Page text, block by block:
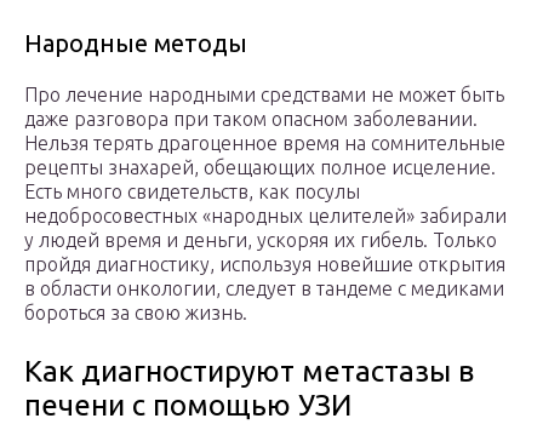
Народные методы
Про лечение народными средствами не может быть
даже разговора при таком опасном заболевании.
Нельзя терять драгоценное время на сомнительные
рецепты знахарей, обещающих полное исцеление.
Есть много свидетельств, как посулы
недобросовестных «народных целителей» забирали
у людей время и деньги, ускоряя их гибель. Только
пройдя диагностику, используя новейшие открытия
в области онкологии, следует в тандеме с медиками
бороться за свою жизнь.
Как диагностируют метастазы в
печени с помощью УЗИ